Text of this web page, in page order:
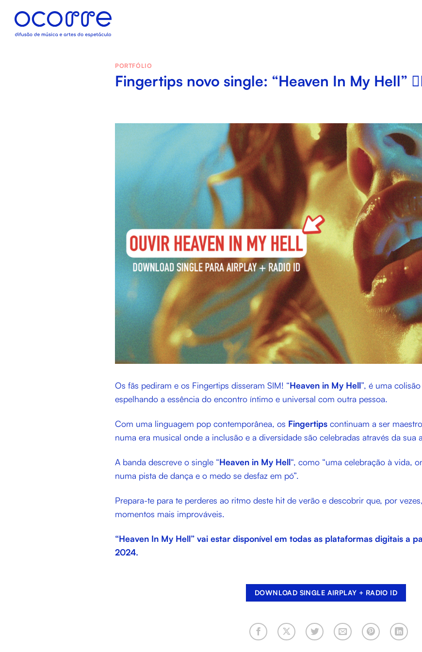
content
PORTFÓLIO
Fingertips novo single: “Heaven In My Hell”
Os fãs pediram e os Fingertips disseram SIM! “Heaven in My Hell”, é uma
espelhando a essência do encontro íntimo e universal com outra pessoa.
Com uma linguagem pop contemporânea, os Fingertips continuam a ser
numa era musical onde a inclusão e a diversidade são celebradas através da sua
A banda descreve o single “Heaven in My Hell“, como “uma celebração à vida,
numa pista de dança e o medo se desfaz em pó”.
Prepara-te para te perderes ao ritmo deste hit de verão e descobrir que, por
momentos mais improváveis.
“Heaven In My Hell” vai estar disponível em todas as plataformas digitais a
2024.
DOWNLOAD SINGLE AIRPLAY + RADIO ID